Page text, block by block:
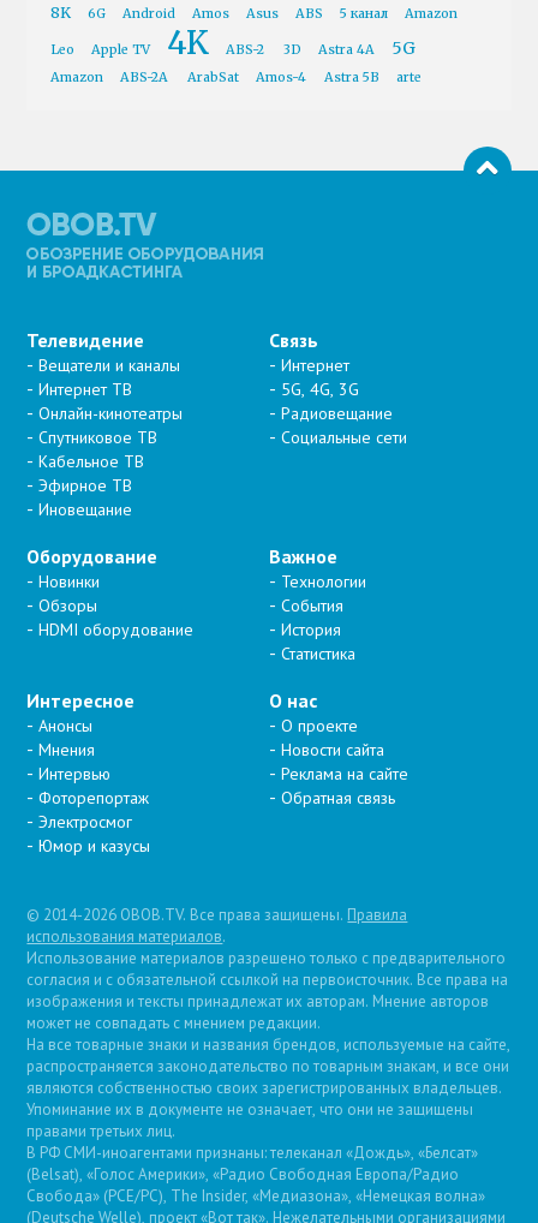
8K 6G Android Amos Asus ABS 5 канал Amazon
Leo Apple TV 4K ABS-2 3D Astra 4A 5G
Amazon ABS-2A ArabSat Amos-4 Astra 5B arte
Телевидение
Вещатели и каналы
Интернет ТВ
Онлайн-кинотеатры
Спутниковое ТВ
Кабельное ТВ
Эфирное ТВ
Иновещание
Связь
Интернет
5G, 4G, 3G
Радиовещание
Социальные сети
Оборудование
Новинки
Обзоры
HDMI оборудование
Важное
Технологии
События
История
Статистика
Интересное
Анонсы
Мнения
Интервью
Фоторепортаж
Электросмог
Юмор и казусы
О нас
О проекте
Новости сайта
Реклама на сайте
Обратная связь
© 2014-2026 OBOB.TV. Все права защищены. Правила
использования материалов.
Использование материалов разрешено только с предварительного
согласия и с обязательной ссылкой на первоисточник. Все права на
изображения и тексты принадлежат их авторам. Мнение авторов
может не совпадать с мнением редакции.
На все товарные знаки и названия брендов, используемые на сайте,
распространяется законодательство по товарным знакам, и все они
являются собственностью своих зарегистрированных владельцев.
Упоминание их в документе не означает, что они не защищены
правами третьих лиц.
В РФ СМИ-иноагентами признаны: телеканал «Дождь», «Белсат»
(Belsat), «Голос Америки», «Радио Свободная Европа/Радио
Свобода» (PCE/PC), The Insider, «Медиазона», «Немецкая волна»
(Deutsche Welle), проект «Вот так». Нежелательными организациями